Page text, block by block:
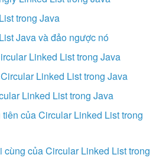
trong Java
Java và đảo ngược nó
Linked List trong Java
Linked List trong Java
Linked List trong Java
của Circular Linked List trong
của Circular Linked List trong